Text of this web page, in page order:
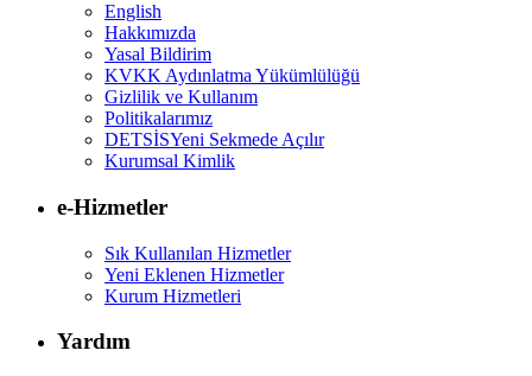
English
Hakkımızda
Yasal Bildirim
KVKK Aydınlatma Yükümlülüğü
Gizlilik ve Kullanım
Politikalarımız
DETSİSYeni Sekmede Açılır
Kurumsal Kimlik
e-Hizmetler
Sık Kullanılan Hizmetler
Yeni Eklenen Hizmetler
Kurum Hizmetleri
Yardım